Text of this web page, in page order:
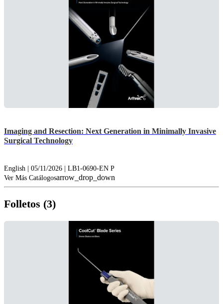
Imaging and Resection: Next Generation in Minimally Invasive
Surgical Technology
English | 05/11/2026 | LB1-0690-EN P
Ver Más Catálogosarrow_drop_down
Folletos (3)